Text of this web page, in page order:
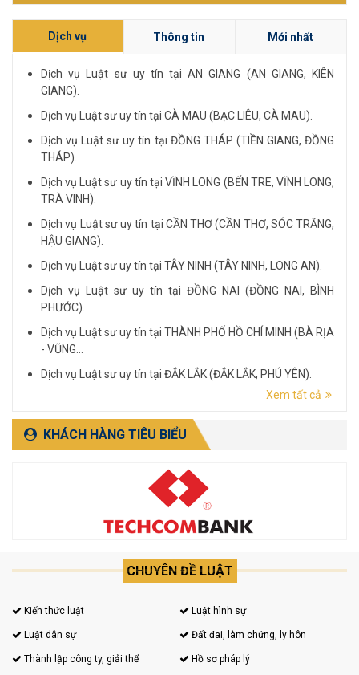
Dịch vụ Thông tin Mới nhất
Dịch vụ Luật sư uy tín tại AN GIANG (AN GIANG, KIÊN
GIANG).
Dịch vụ Luật sư uy tín tại CÀ MAU (BẠC LIÊU, CÀ MAU).
Dịch vụ Luật sư uy tín tại ĐỒNG THÁP (TIỀN GIANG, ĐỒNG
THÁP).
Dịch vụ Luật sư uy tín tại VĨNH LONG (BẾN TRE, VĨNH LONG,
TRÀ VINH).
Dịch vụ Luật sư uy tín tại CẦN THƠ (CẦN THƠ, SÓC TRĂNG,
HẬU GIANG).
Dịch vụ Luật sư uy tín tại TÂY NINH (TÂY NINH, LONG AN).
Dịch vụ Luật sư uy tín tại ĐỒNG NAI (ĐỒNG NAI, BÌNH
PHƯỚC).
Dịch vụ Luật sư uy tín tại THÀNH PHỐ HỒ CHÍ MINH (BÀ RỊA
- VŨNG...
Dịch vụ Luật sư uy tín tại ĐẮK LẮK (ĐẮK LẮK, PHÚ YÊN).
Dịch vụ Luật sư uy tín tại LÂM ĐỒNG (LÂM ĐỒNG, ĐẮK
Xem tất cả
KHÁCH HÀNG TIÊU BIỂU
CHUYÊN ĐỀ LUẬT
Kiến thức luật Luật hình sự
Luật dân sự Đất đai, làm chứng, ly hôn
Thành lập công ty, giải thể Hồ sơ pháp lý